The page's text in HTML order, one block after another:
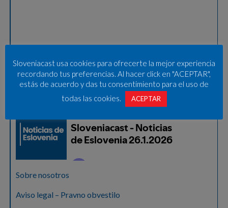
Sobre nosotros
Aviso legal – Pravno obvestilo
Sloveniacast usa cookies para ofrecerte la mejor experiencia
recordando tus preferencias. Al hacer click en "ACEPTAR",
estás de acuerdo y das tu consentimiento para el uso de
todas las cookies.
ACEPTAR